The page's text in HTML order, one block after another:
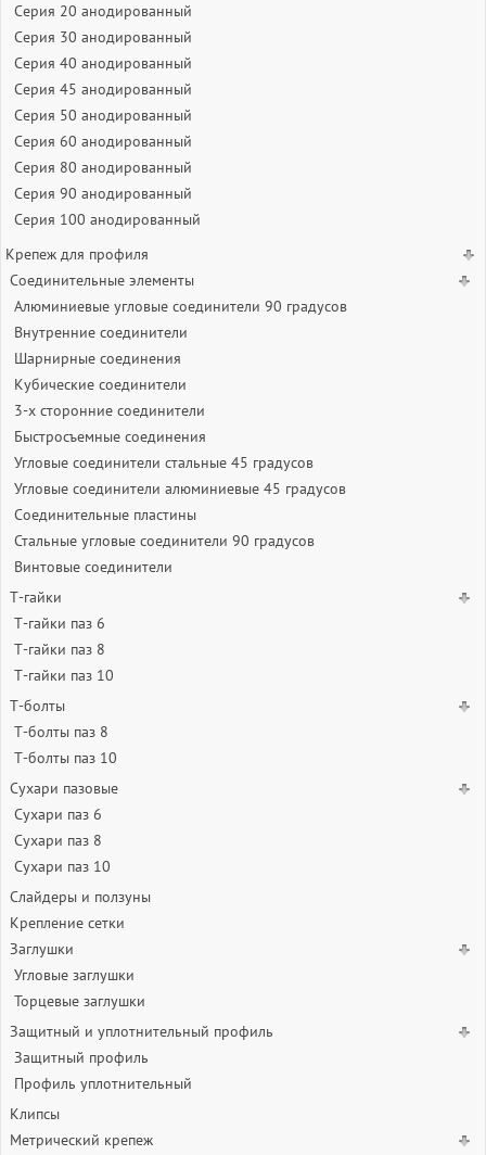
Серия 20 анодированный
Серия 30 анодированный
Серия 40 анодированный
Серия 45 анодированный
Серия 50 анодированный
Серия 60 анодированный
Серия 80 анодированный
Серия 90 анодированный
Серия 100 анодированный
Крепеж для профиля
Соединительные элементы
Алюминиевые угловые соединители 90 градусов
Внутренние соединители
Шарнирные соединения
Кубические соединители
3-х сторонние соединители
Быстросъемные соединения
Угловые соединители стальные 45 градусов
Угловые соединители алюминиевые 45 градусов
Соединительные пластины
Стальные угловые соединители 90 градусов
Винтовые соединители
Т-гайки
Т-гайки паз 6
Т-гайки паз 8
Т-гайки паз 10
Т-болты
Т-болты паз 8
Т-болты паз 10
Сухари пазовые
Сухари паз 6
Сухари паз 8
Сухари паз 10
Слайдеры и ползуны
Крепление сетки
Заглушки
Угловые заглушки
Торцевые заглушки
Защитный и уплотнительный профиль
Защитный профиль
Профиль уплотнительный
Клипсы
Метрический крепеж